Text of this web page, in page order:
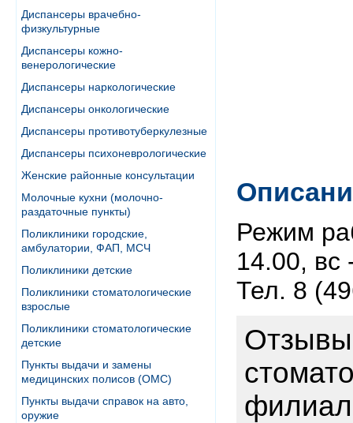
Диспансеры врачебно-
физкультурные
Диспансеры кожно-
венерологические
Диспансеры наркологические
Диспансеры онкологические
Диспансеры противотуберкулезные
Диспансеры психоневрологические
Женские районные консультации
Молочные кухни (молочно-
раздаточные пункты)
Поликлиники городские,
амбулатории, ФАП, МСЧ
Поликлиники детские
Поликлиники стоматологические
взрослые
Поликлиники стоматологические
детские
Пункты выдачи и замены
медицинских полисов (ОМС)
Пункты выдачи справок на авто,
оружие
Режим
14.00, вс
Тел. 8
Отзывы
филиал